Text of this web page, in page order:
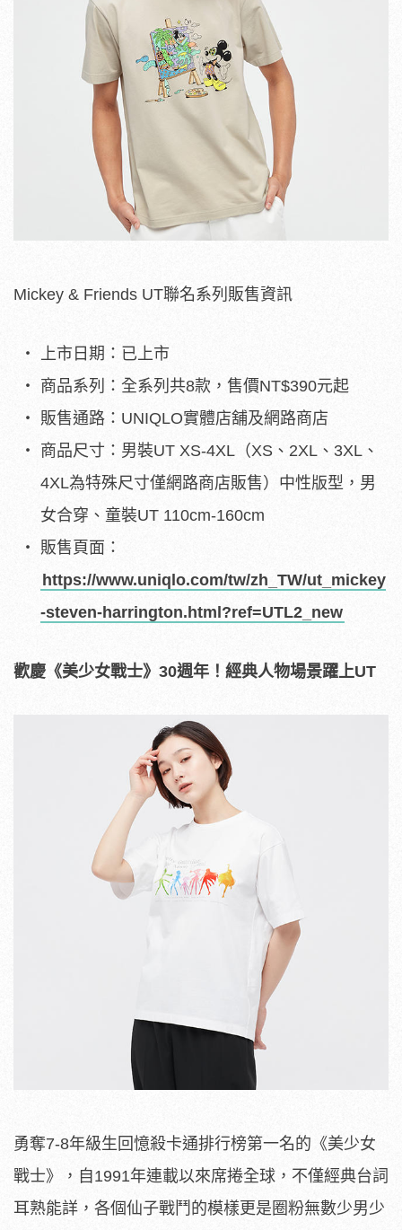
Mickey & Friends UT聯名系列販售資訊
上市日期：已上市
商品系列：全系列共8款，售價NT$390元起
販售通路：UNIQLO實體店舖及網路商店
商品尺寸：男裝UT XS-4XL（XS、2XL、3XL、
4XL為特殊尺寸僅網路商店販售）中性版型，男
女合穿、童裝UT 110cm-160cm
販售頁面：
https://www.uniqlo.com/tw/zh_TW/ut_mickey
-steven-harrington.html?ref=UTL2_new
歡慶《美少女戰士》 30週年！經典人物場景躍上UT
勇奪7-8年級生回憶殺卡通排行榜第一名的《美少女
戰士》，自1991年連載以來席捲全球，不僅經典台詞
耳熟能詳，各個仙子戰鬥的模樣更是圈粉無數少男少